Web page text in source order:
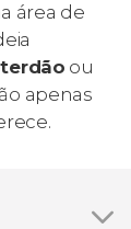
área de
ou
apenas